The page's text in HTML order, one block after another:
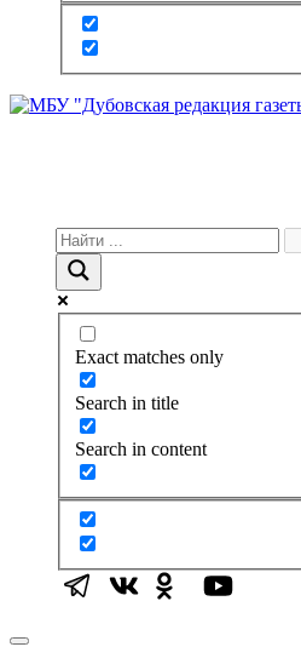
Exact matches only
Search in title
Search in content